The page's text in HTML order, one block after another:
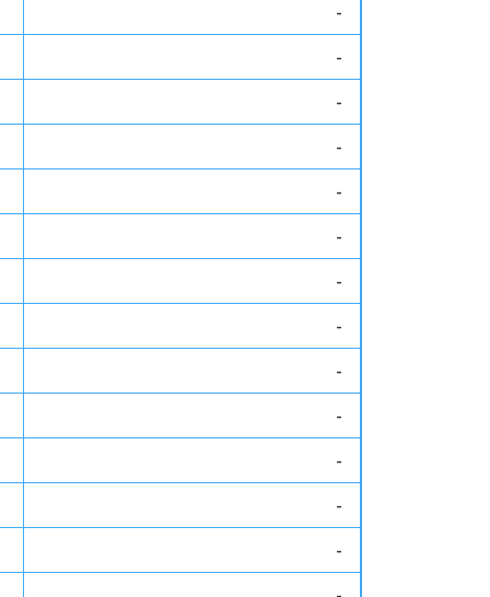
-
-
-
-
-
-
-
-
-
-
-
-
-